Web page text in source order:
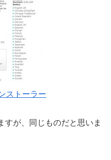
ストーラー
すが、同じものだと思いま